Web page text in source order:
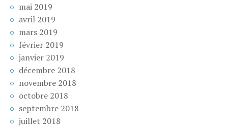
mai 2019
avril 2019
mars 2019
février 2019
janvier 2019
décembre 2018
novembre 2018
octobre 2018
septembre 2018
juillet 2018